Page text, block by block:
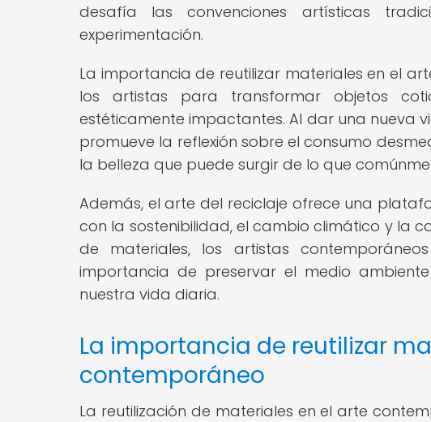
desafía las convenciones artísticas
experimentación.
La importancia de reutilizar materiales en el
los artistas para transformar objetos
estéticamente impactantes. Al dar una nueva
promueve la reflexión sobre el consumo
la belleza que puede surgir de lo que
Además, el arte del reciclaje ofrece una
con la sostenibilidad, el cambio climático y la
de materiales, los artistas
importancia de preservar el medio
nuestra vida diaria.
La importancia de reutilizar
contemporáneo
La reutilización de materiales en el arte